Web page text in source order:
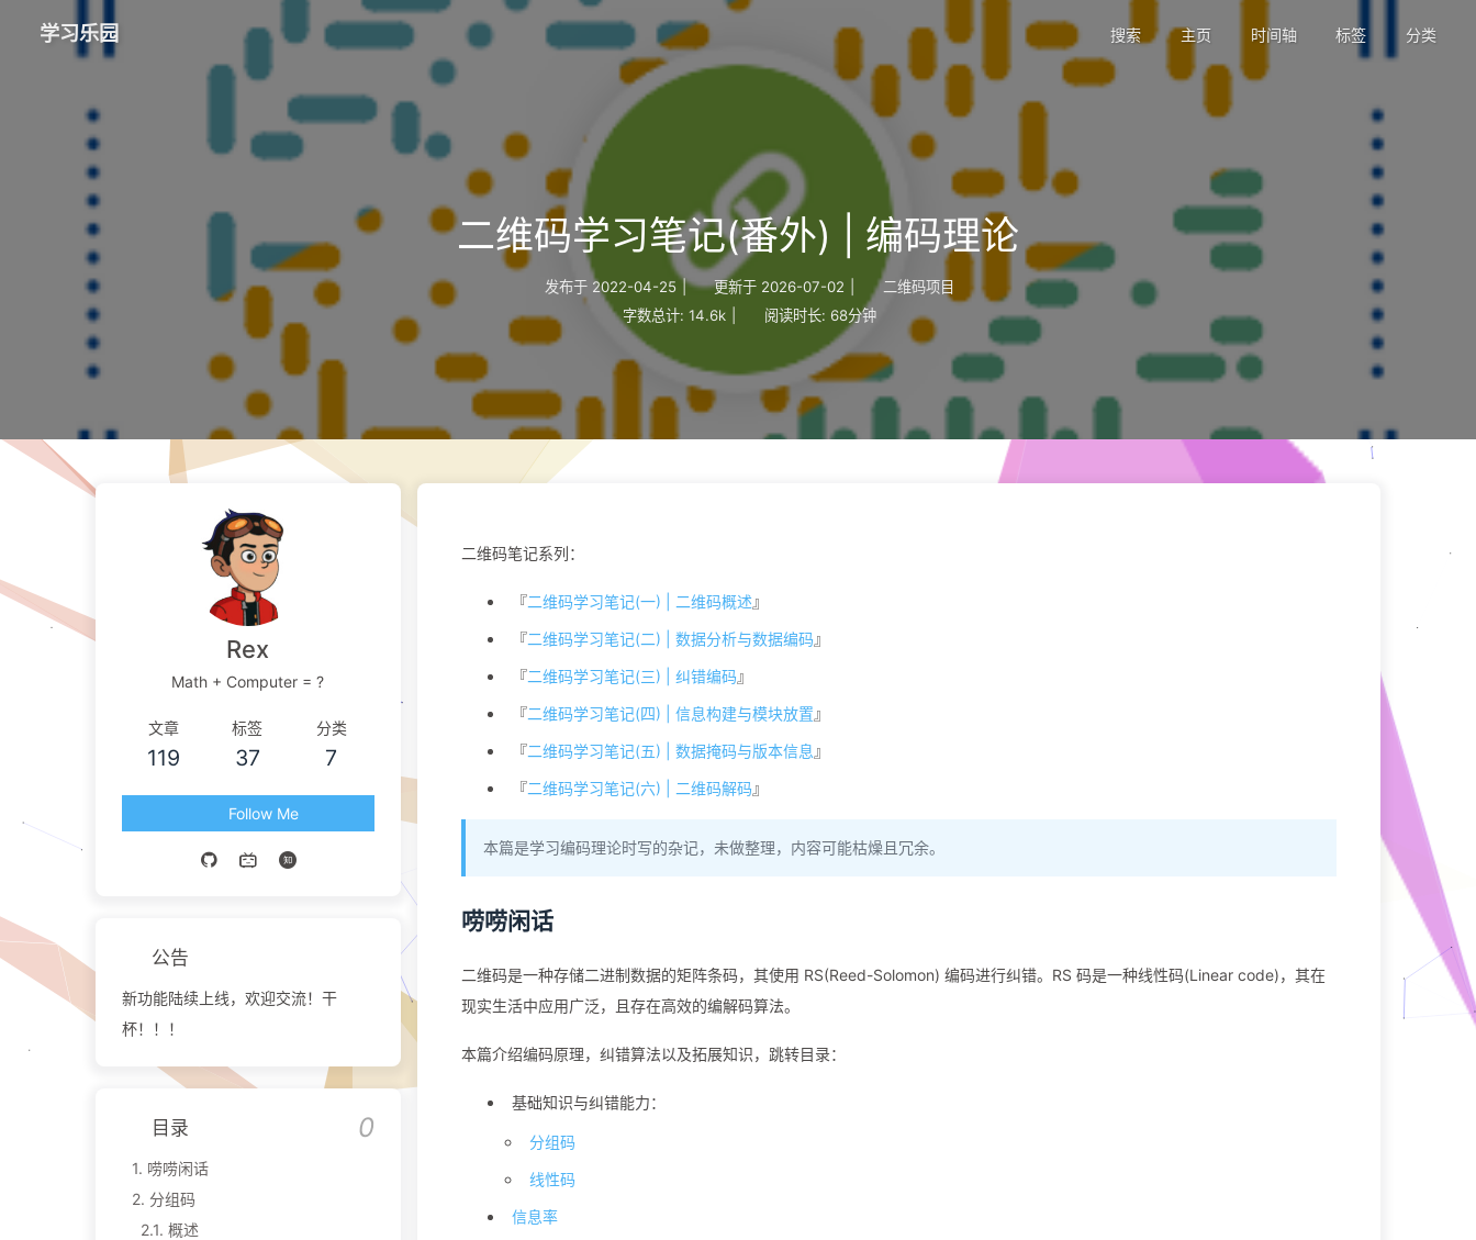
学习乐园 搜索 主页 时间轴 标签 分类
二维码学习笔记(番外) | 编码理论
发布于 2022-04-25 | 更新于 2026-07-02
二维码项目
字数总计: 14.6k 阅读时长: 68分钟
二维码笔记系列：
『二维码学习笔记(一) | 二维码概述』
『二维码学习笔记(二) | 数据分析与数据编码 』
『二维码学习笔记(三) | 纠错编码 』
『二维码学习笔记(四) | 信息构建与模块放置 』
『二维码学习笔记(五) | 数据掩码与版本信息 』
『二维码学习笔记(六) | 二维码解码 』
本篇是学习编码理论时写的杂记，未做整理，内容可能枯燥且冗余。
唠唠闲话
二维码是一种存储二进制数据的矩阵条码，其使用 RS(Reed-Solomon) 编码进行纠错。RS 码是一种线性码(Linear code)，其在
现实生活中应用广泛，且存在高效的编解码算法。
本篇介绍编码原理，纠错算法以及拓展知识，跳转目录：
基础知识与纠错能力：
分组码
线性码
信息率
Rex
Math + Computer = ?
文章
119
标签
37
分类
7
Follow Me
公告
新功能陆续上线，欢迎交流！干
杯！！！
目录
1. 唠唠闲话
2. 分组码
2.1. 概述